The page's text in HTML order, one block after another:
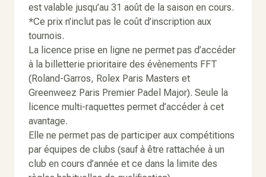
est valable jusqu’au 31 août de la saison en cours.
*Ce prix n’inclut pas le coût d’inscription aux
tournois.
La licence prise en ligne ne permet pas d’accéder
à la billetterie prioritaire des évènements FFT
(Roland-Garros, Rolex Paris Masters et
Greenweez Paris Premier Padel Major). Seule la
licence multi-raquettes permet d’accéder à cet
avantage.
Elle ne permet pas de participer aux compétitions
par équipes de clubs (sauf à être rattachée à un
club en cours d’année et ce dans la limite des